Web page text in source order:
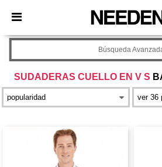
× App de Needen
¡Mejores precios en app!
SUDADERAS CUELLO EN V S
Búsqueda